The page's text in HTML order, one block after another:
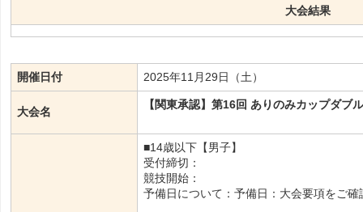
大会結果
開催日付 2025年11月29日（土）
大会名
【関東承認】第16回 ありのみカップダブ
■14歳以下【男子】
受付締切：
競技開始：
予備日について：予備日：大会要項をご確